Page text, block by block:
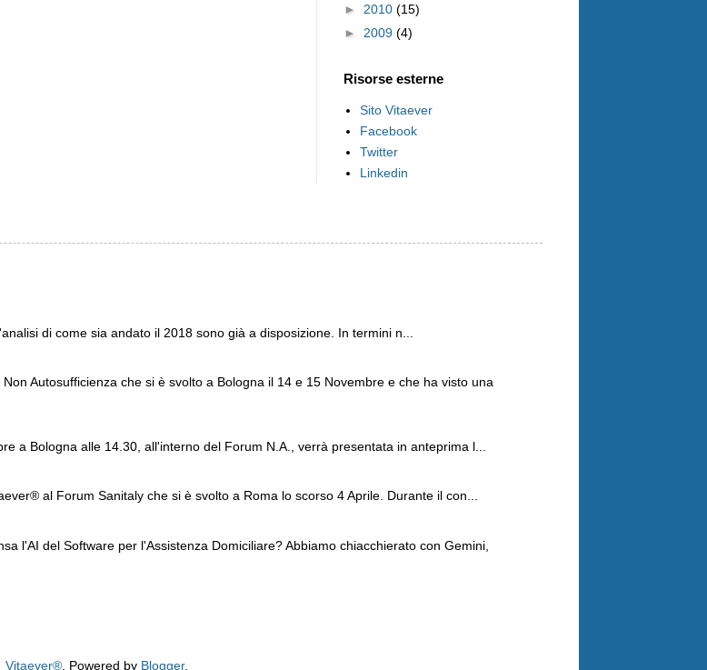
► 2010 (15)
► 2009 (4)
Risorse esterne
Sito Vitaever
Facebook
Twitter
Linkedin
di come sia andato il 2018 sono già a disposizione. In termini n...
Autosufficienza che si è svolto a Bologna il 14 e 15 Novembre e che ha visto una
a Bologna alle 14.30, all'interno del Forum N.A., verrà presentata in anteprima l...
al Forum Sanitaly che si è svolto a Roma lo scorso 4 Aprile. Durante il con...
l'AI del Software per l'Assistenza Domiciliare? Abbiamo chiacchierato con Gemini,
Vitaever®. Powered by Blogger.